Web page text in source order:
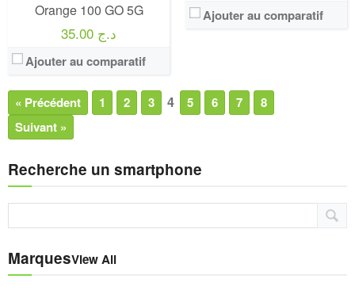
Orange 100 GO 5G
35.00 د.ج
Ajouter au comparatif
Ajouter au comparatif
« Précédent 1 2 3 4 5 6 7
8
Suivant »
Recherche un smartphone
MarquesView All